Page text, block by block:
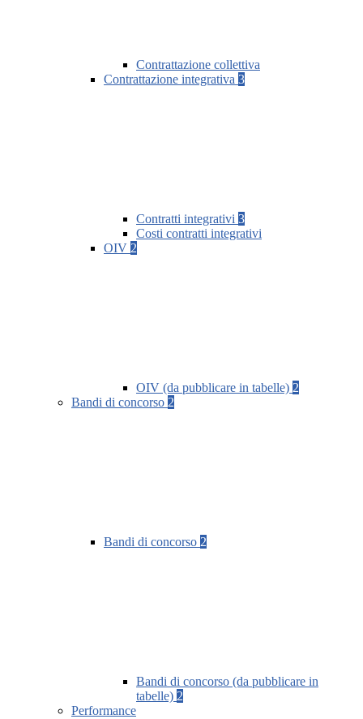
Contrattazione collettiva
Contrattazione integrativa 3
Contratti integrativi 3
Costi contratti integrativi
OIV 2
OIV (da pubblicare in tabelle) 2
Bandi di concorso 2
Bandi di concorso 2
Bandi di concorso (da pubblicare in
tabelle) 2
Performance